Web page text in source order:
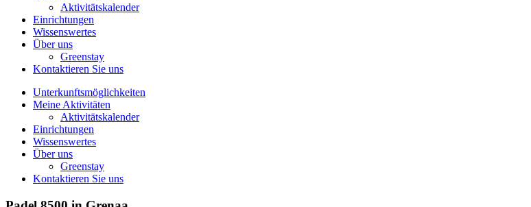
Aktivitätskalender
Einrichtungen
Wissenswertes
Über uns
Greenstay
Kontaktieren Sie uns
Unterkunftsmöglichkeiten
Meine Aktivitäten
Aktivitätskalender
Einrichtungen
Wissenswertes
Über uns
Greenstay
Kontaktieren Sie uns